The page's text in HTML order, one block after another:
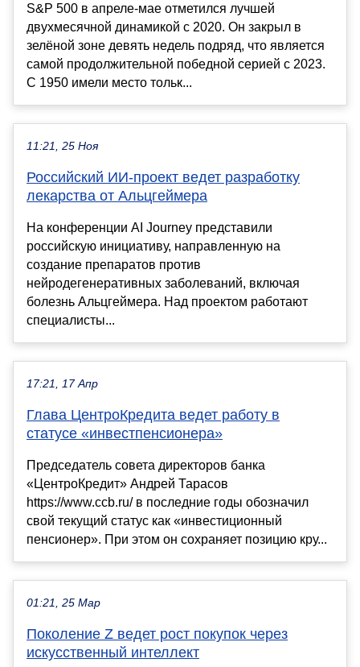
S&P 500 в апреле-мае отметился лучшей
двухмесячной динамикой с 2020. Он закрыл в
зелёной зоне девять недель подряд, что является
самой продолжительной победной серией с 2023.
С 1950 имели место тольк...
11:21, 25 Ноя
Российский ИИ-проект ведет разработку
лекарства от Альцгеймера
На конференции AI Journey представили
российскую инициативу, направленную на
создание препаратов против
нейродегенеративных заболеваний, включая
болезнь Альцгеймера. Над проектом работают
специалисты...
17:21, 17 Апр
Глава ЦентроКредита ведет работу в
статусе «инвестпенсионера»
Председатель совета директоров банка
«ЦентроКредит» Андрей Тарасов
https://www.ccb.ru/ в последние годы обозначил
свой текущий статус как «инвестиционный
пенсионер». При этом он сохраняет позицию кру...
01:21, 25 Мар
Поколение Z ведет рост покупок через
искусственный интеллект